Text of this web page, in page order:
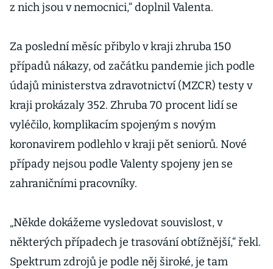
z nich jsou v nemocnici,“ doplnil Valenta.
Za poslední měsíc přibylo v kraji zhruba 150
případů nákazy, od začátku pandemie jich podle
údajů ministerstva zdravotnictví (MZCR) testy v
kraji prokázaly 352. Zhruba 70 procent lidí se
vyléčilo, komplikacím spojeným s novým
koronavirem podlehlo v kraji pět seniorů. Nové
případy nejsou podle Valenty spojeny jen se
zahraničními pracovníky.
„Někde dokážeme vysledovat souvislost, v
některých případech je trasování obtížnější,“ řekl.
Spektrum zdrojů je podle něj široké, je tam